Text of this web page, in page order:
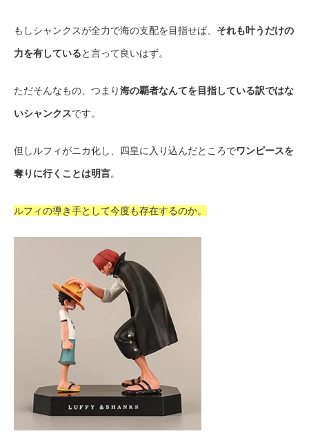
もしシャンクスが全力で海の支配を目指せば、 それも叶うだけの
力を有していると言って良いはず。
ただそんなもの、つまり海の覇者なんてを目指している訳ではな
いシャンクスです。
但しルフィがニカ化し、四皇に入り込んだところでワンピースを
奪りに行くことは明言。
ルフィの導き手として今度も存在するのか。